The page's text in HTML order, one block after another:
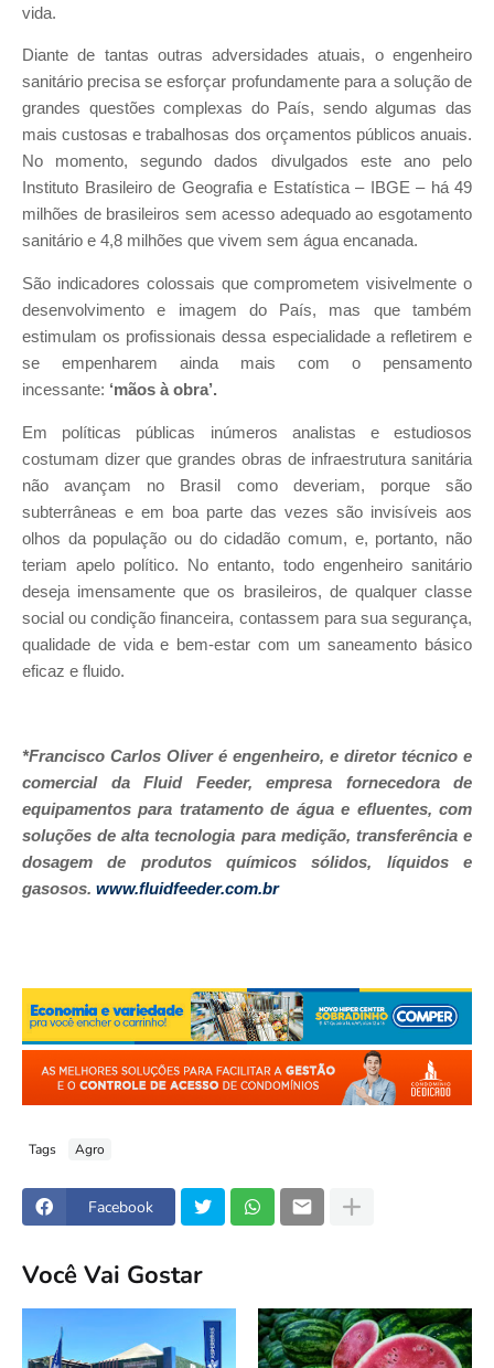
vida.
Diante de tantas outras adversidades atuais, o engenheiro
sanitário precisa se esforçar profundamente para a solução de
grandes questões complexas do País, sendo algumas das
mais custosas e trabalhosas dos orçamentos públicos anuais.
No momento, segundo dados divulgados este ano pelo
Instituto Brasileiro de Geografia e Estatística – IBGE – há 49
milhões de brasileiros sem acesso adequado ao esgotamento
sanitário e 4,8 milhões que vivem sem água encanada.
São indicadores colossais que comprometem visivelmente o
desenvolvimento e imagem do País, mas que também
estimulam os profissionais dessa especialidade a refletirem e
se empenharem ainda mais com o pensamento
incessante: ‘mãos à obra’.
Em políticas públicas inúmeros analistas e estudiosos
costumam dizer que grandes obras de infraestrutura sanitária
não avançam no Brasil como deveriam, porque são
subterrâneas e em boa parte das vezes são invisíveis aos
olhos da população ou do cidadão comum, e, portanto, não
teriam apelo político. No entanto, todo engenheiro sanitário
deseja imensamente que os brasileiros, de qualquer classe
social ou condição financeira, contassem para sua segurança,
qualidade de vida e bem-estar com um saneamento básico
eficaz e fluido.
*Francisco Carlos Oliver é engenheiro, e diretor técnico e
comercial da Fluid Feeder, empresa fornecedora de
equipamentos para tratamento de água e efluentes, com
soluções de alta tecnologia para medição, transferência e
dosagem de produtos químicos sólidos, líquidos e
gasosos. www.fluidfeeder.com.br
Tags Agro
Facebook
Você Vai Gostar